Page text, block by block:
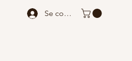
Se connecter